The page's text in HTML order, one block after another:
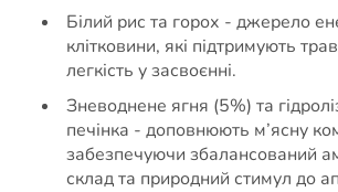
Білий рис та горох - джерело
клітковини, які підтримують
легкість у засвоєнні.
Зневоднене ягня (5%) та
печінка - доповнюють м’ясну
забезпечуючи збалансований
склад та природний стимул до